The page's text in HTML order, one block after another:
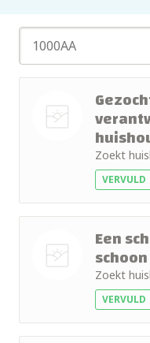
Zoekt
VERVULD
Een
Zoekt
VERVULD